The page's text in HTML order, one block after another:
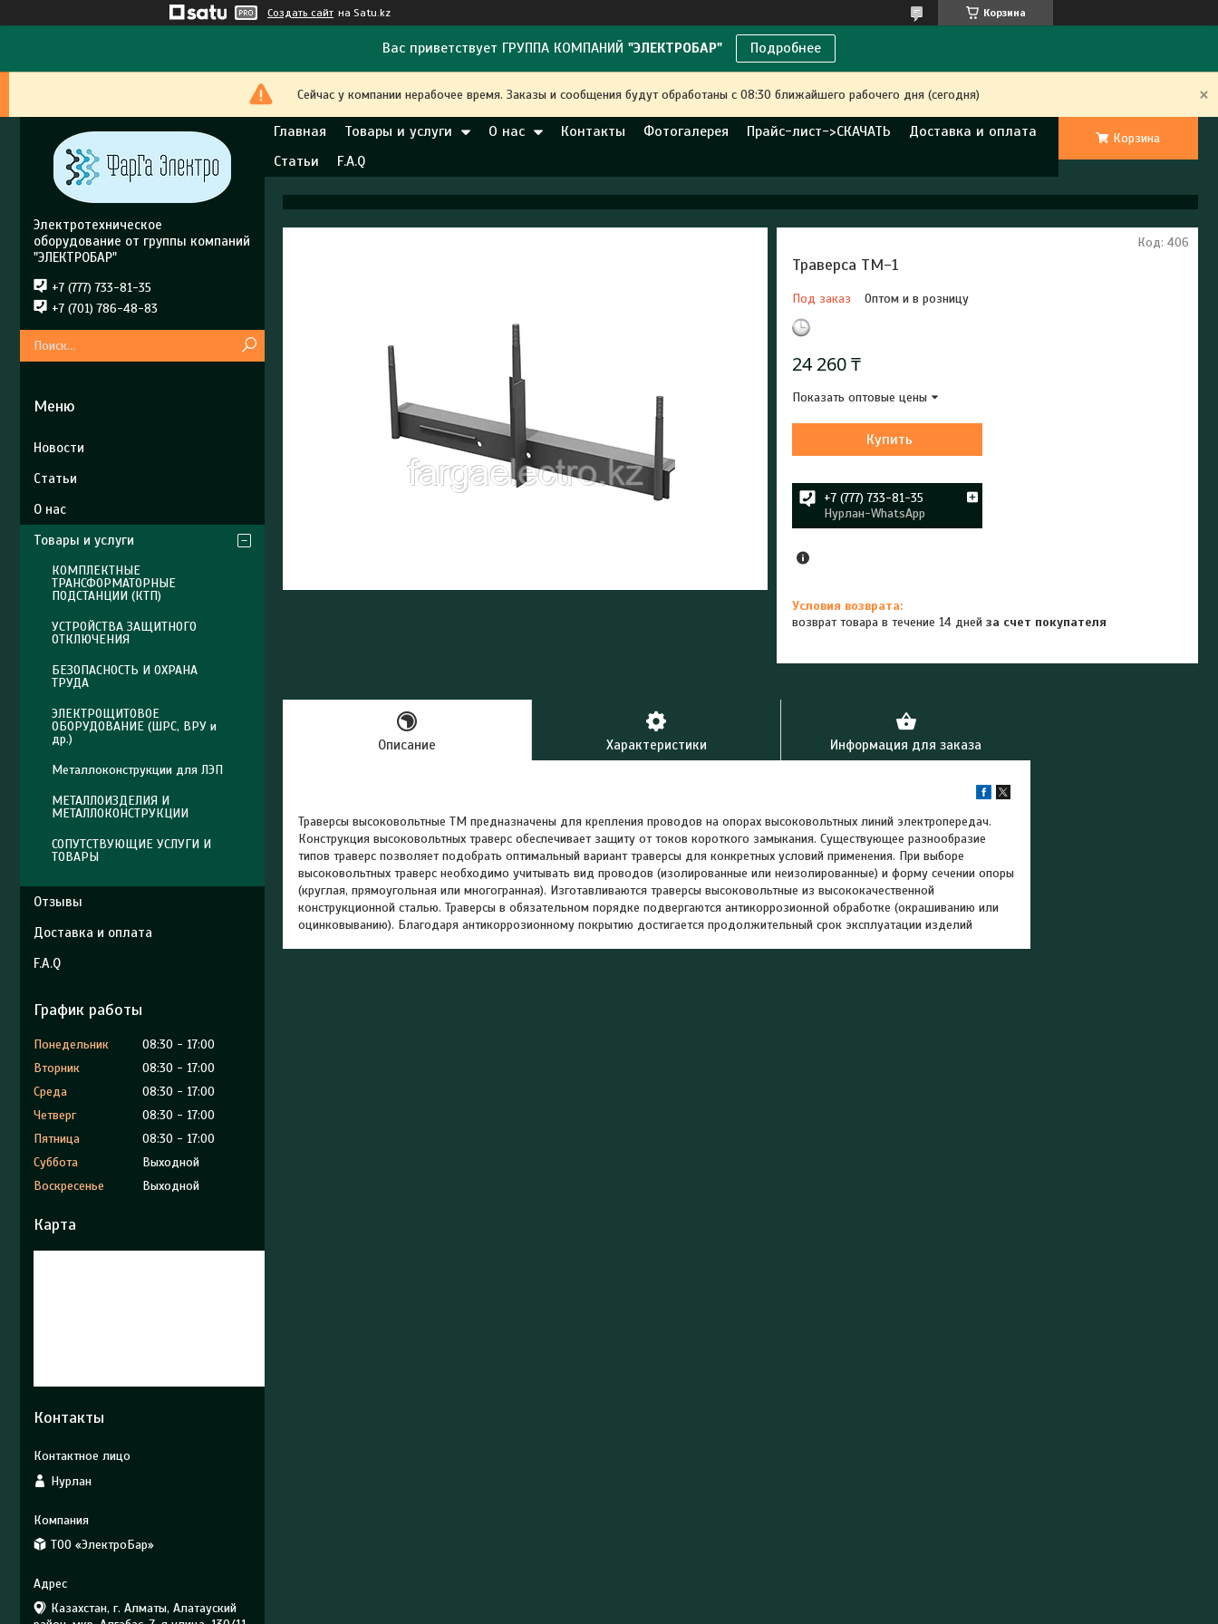
Создать сайт на Satu.kz Корзина
Вас приветствует ГРУППА КОМПАНИЙ "ЭЛЕКТРОБАР" Подробнее
Сейчас у компании нерабочее время. Заказы и сообщения будут обработаны с 08:30 ближайшего рабочего дня (сегодня)
Главная Товары и услуги О нас Контакты Фотогалерея Прайс-лист->СКАЧАТЬ
Доставка и оплата
Статьи
F.A.Q
Корзина
Траверса ТМ-1
Под заказ Оптом и в розницу
Код: 406
24 260 ₸
Показать оптовые цены
Купить
+7 (777) 733-81-35
Нурлан-WhatsApp
возврат товара в течение 14 днейза счет покупателя
Описание Характеристики Информация для заказа
Траверсы высоковольтные ТМ предназначены для крепления проводов на опорах высоковольтных линий электропередач.
Конструкция высоковольтных траверс обеспечивает защиту от токов короткого замыкания. Существующее разнообразие
типов траверс позволяет подобрать оптимальный вариант траверсы для конкретных условий применения. При выборе
высоковольтных траверс необходимо учитывать вид проводов (изолированные или неизолированные) и форму сечении опоры
(круглая, прямоугольная или многогранная). Изготавливаются траверсы высоковольтные из высококачественной
конструкционной сталью. Траверсы в обязательном порядке подвергаются антикоррозионной обработке (окрашиванию или
оцинковыванию). Благодаря антикоррозионному покрытию достигается продолжительный срок эксплуатации изделий
Электротехническое
оборудование от группы компаний
"ЭЛЕКТРОБАР"
+7 (777) 733-81-35
+7 (701) 786-48-83
Новости
Статьи
О нас
Товары и услуги
КОМПЛЕКТНЫЕ
ТРАНСФОРМАТОРНЫЕ
ПОДСТАНЦИИ (КТП)
УСТРОЙСТВА ЗАЩИТНОГО
ОТКЛЮЧЕНИЯ
БЕЗОПАСНОСТЬ И ОХРАНА
ТРУДА
ЭЛЕКТРОЩИТОВОЕ
ОБОРУДОВАНИЕ (ШРС, ВРУ и
др.)
Металлоконструкции для ЛЭП
МЕТАЛЛОИЗДЕЛИЯ И
МЕТАЛЛОКОНСТРУКЦИИ
СОПУТСТВУЮЩИЕ УСЛУГИ И
ТОВАРЫ
Отзывы
Доставка и оплата
F.A.Q
График работы
Понедельник 08:30
17:00
Вторник
08:30
17:00
Среда
08:30
17:00
Четверг
08:30
17:00
Пятница
08:30
17:00
Суббота
Выходной
Воскресенье
Выходной
Карта
Контакты
Нурлан
ТОО «ЭлектроБар»
Казахстан, г. Алматы, Алатауский